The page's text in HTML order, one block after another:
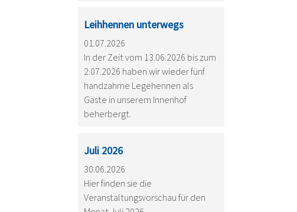
Leihhennen unterwegs
01.07.2026
In der Zeit vom 13.06.2026 bis zum
2.07.2026 haben wir wieder fünf
handzahme Legehennen als
Gäste in unserem Innenhof
beherbergt.
Juli 2026
30.06.2026
Hier finden sie die
Veranstaltungsvorschau für den